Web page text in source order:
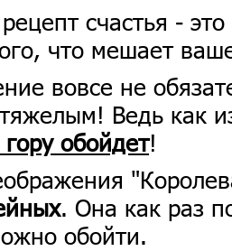
счастья -
что мешает
вовсе не
Ведь как
обойдет!
. Она как раз
обойти.